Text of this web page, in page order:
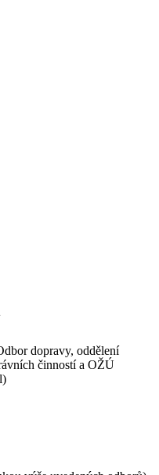
dopravy, oddělení
činností a OŽÚ